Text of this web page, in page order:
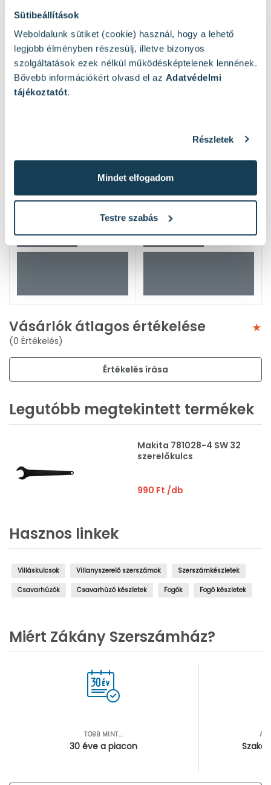
Sütibeállítások
Weboldalunk sütiket (cookie) használ, hogy a lehető
legjobb élményben részesülj, illetve bizonyos
szolgáltatások ezek nélkül működésképtelenek lennének.
Bővebb információkért olvasd el az Adatvédelmi
tájékoztatót.
Részletek
Mindet elfogadom
Testre szabás
Hasonló termékek
Vásárlók átlagos értékelése
(0 Értékelés)
Értékelés írása
Legutóbb megtekintett termékek
Makita 781028-4 SW 32
szerelőkulcs
990 Ft /db
Hasznos linkek
Villáskulcsok Villanyszerelő szerszámok Szerszámkészletek
Csavarhúzók Csavarhúzó készletek Fogók Fogó készletek
Miért Zákány Szerszámház?
TÖBB MINT...
30 éve a piacon